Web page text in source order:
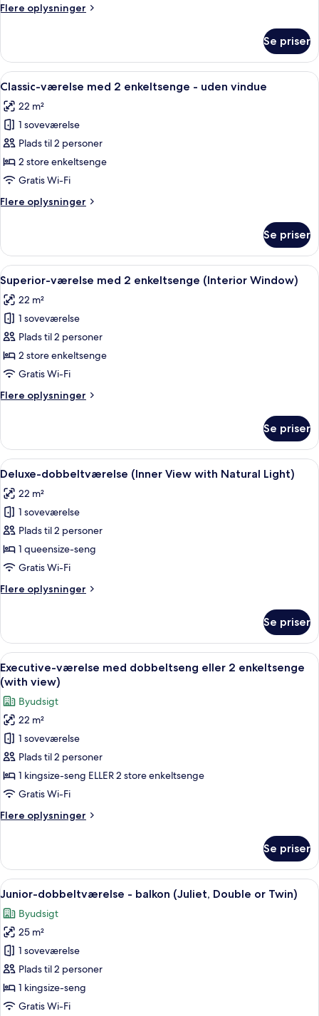
vindue
Flere oplysninger
Flere
dobbeltværelse
uden
Se priser
Indlæs
alle
billeder
af
Classic-
værelse
med
enkeltsenge
vindue
Et moderne hotelværelse med en
7
Classic-værelse med 2 enkeltsenge - uden vindue
22 m²
1 soveværelse
Plads til 2 personer
2 store enkeltsenge
Gratis Wi-Fi
Flere oplysninger
Flere
værelse
med
2
enkeltsenge
uden
vindue
Se priser
Indlæs
alle
billeder
af
Superior-
værelse
med
enkeltsenge
Et hotelværelse med en stor seng,
9
Superior-værelse med 2 enkeltsenge (Interior Window)
22 m²
1 soveværelse
Plads til 2 personer
2 store enkeltsenge
Gratis Wi-Fi
Flere oplysninger
Flere
værelse
med
2
(Interior
Window)
Se priser
Indlæs
alle
billeder
af
Deluxe-
dobbeltværelse
(Inner
with
Et moderne hotelværelse med en
7
Deluxe-dobbeltværelse (Inner View with Natural Light)
22 m²
1 soveværelse
Plads til 2 personer
1 queensize-seng
Gratis Wi-Fi
Flere oplysninger
Flere
dobbeltværelse
(Inner
View
with
Natural
Light)
Se priser
Indlæs
alle
billeder
af
Executive-
værelse
med
dobbeltseng
eller
enkeltsenge
Et moderne hotelværelse med en
9
Executive-værelse med dobbeltseng eller 2 enkeltsenge
(with view)
Byudsigt
22 m²
1 soveværelse
Plads til 2 personer
1 kingsize-seng ELLER 2 store enkeltsenge
Gratis Wi-Fi
Flere oplysninger
Flere
værelse
med
dobbeltseng
2
enkeltsenge
(with
view)
Se priser
Indlæs
alle
billeder
af
Junior-
dobbeltværelse
-
balkon
Et hotelværelse med en stor seng,
8
Junior-dobbeltværelse - balkon (Juliet, Double or Twin)
Byudsigt
25 m²
1 soveværelse
Plads til 2 personer
1 kingsize-seng
Gratis Wi-Fi